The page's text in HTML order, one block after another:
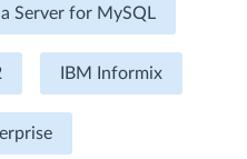
Server for MySQL
IBM Informix